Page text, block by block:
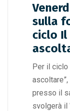
sulla
ciclo Il
Per il ciclo
presso il
svolgerà il